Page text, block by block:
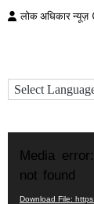
लोक अधिकार न्यूज़
Player
Media
not found
Download File: